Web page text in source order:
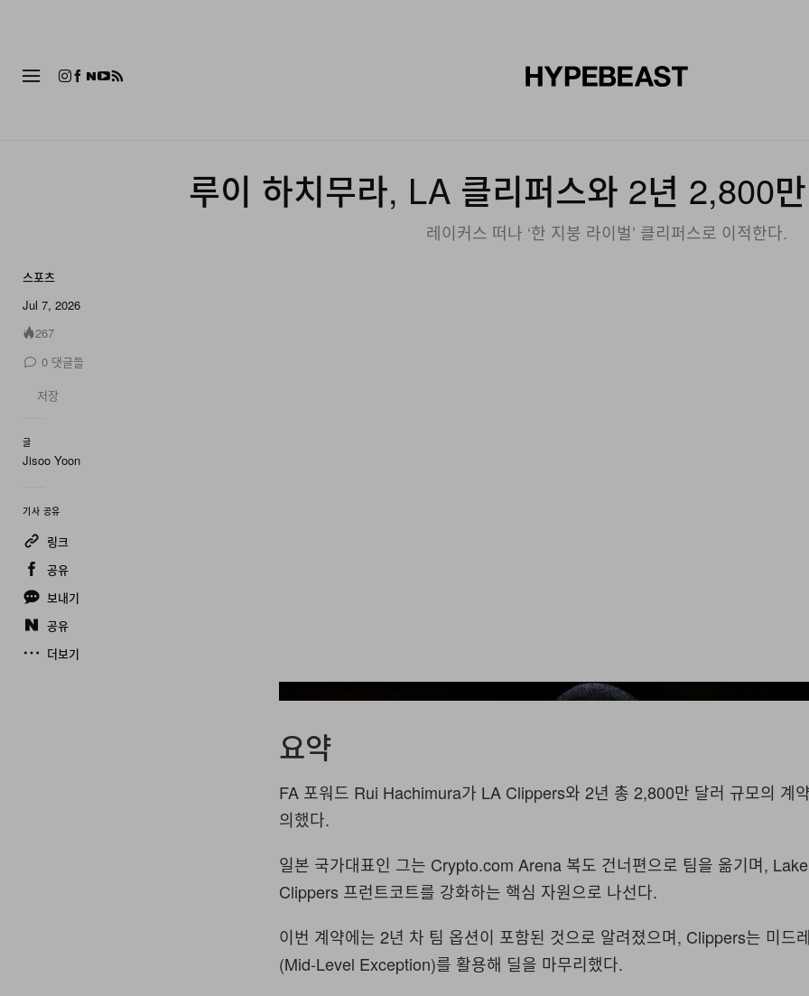
루이 하치무라, LA 클리퍼스와 2년 2,800
레이커스 떠나 ‘한 지붕 라이벌’ 클리퍼스로 이적한다.
스포츠
Jul 7, 2026
267
0 댓글들
저장
글
Jisoo Yoon
기사 공유
링크
공유
보내기
공유
더보기
요약
FA 포워드 Rui Hachimura가 LA Clippers와 2년 총 2,800만 달러 규모의 계
의했다.
일본 국가대표인 그는 Crypto.com Arena 복도 건너편으로 팀을 옮기며,
Clippers 프런트코트를 강화하는 핵심 자원으로 나선다.
이번 계약에는 2년 차 팀 옵션이 포함된 것으로 알려졌으며, Clippers는 미드
(Mid-Level Exception)를 활용해 딜을 마무리했다.